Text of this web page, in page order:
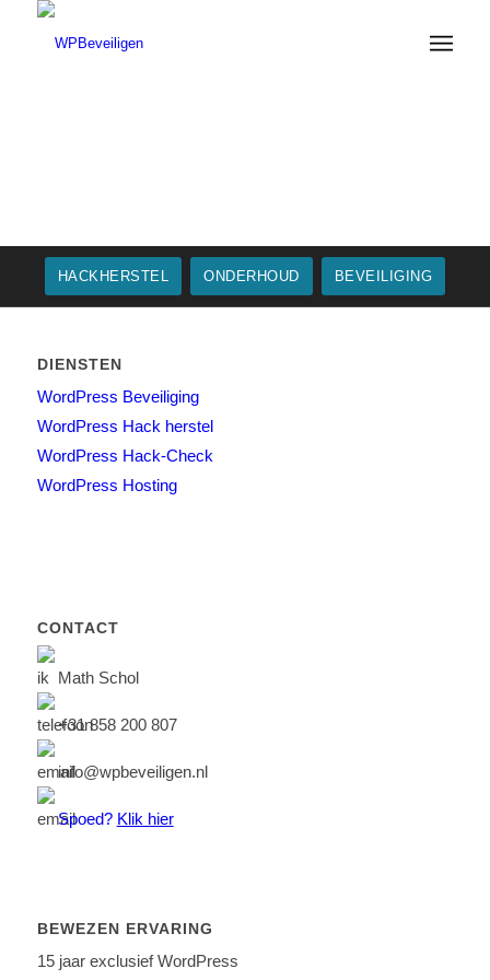
HACKHERSTEL ONDERHOUD BEVEILIGING
DIENSTEN
WordPress Beveiliging
WordPress Hack herstel
WordPress Hack-Check
WordPress Hosting
CONTACT
Math Schol
+31 858 200 807
info@wpbeveiligen.nl
Spoed? Klik hier
BEWEZEN ERVARING
15 jaar exclusief WordPress